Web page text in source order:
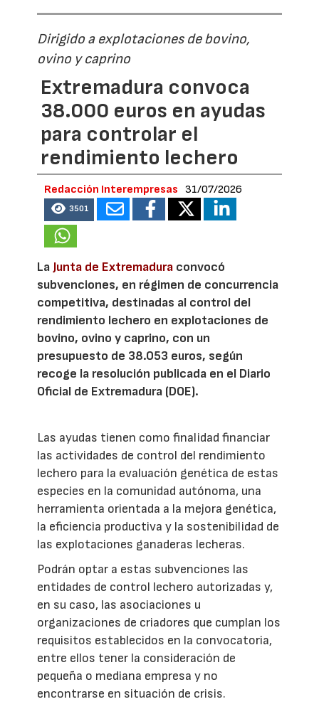
Dirigido a explotaciones de bovino,
ovino y caprino
Extremadura convoca
38.000 euros en ayudas
para controlar el
rendimiento lechero
Redacción Interempresas 31/07/2026
3501
La Junta de Extremadura convocó
subvenciones, en régimen de concurrencia
competitiva, destinadas al control del
rendimiento lechero en explotaciones de
bovino, ovino y caprino, con un
presupuesto de 38.053 euros, según
recoge la resolución publicada en el Diario
Oficial de Extremadura (DOE).
Las ayudas tienen como finalidad financiar
las actividades de control del rendimiento
lechero para la evaluación genética de estas
especies en la comunidad autónoma, una
herramienta orientada a la mejora genética,
la eficiencia productiva y la sostenibilidad de
las explotaciones ganaderas lecheras.
Podrán optar a estas subvenciones las
entidades de control lechero autorizadas y,
en su caso, las asociaciones u
organizaciones de criadores que cumplan los
requisitos establecidos en la convocatoria,
entre ellos tener la consideración de
pequeña o mediana empresa y no
encontrarse en situación de crisis.